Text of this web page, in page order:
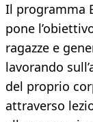
Il programma
pone
ragazze e
lavorando
del proprio
attraverso